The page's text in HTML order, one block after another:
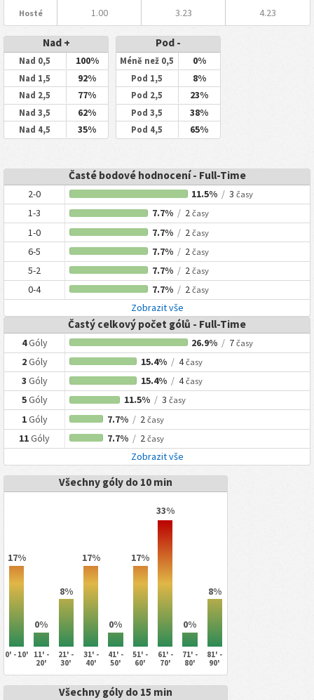
Hosté 1.00 3.23 4.23
Nad +
Nad 0,5 100%
Nad 1,5 92%
Nad 2,5 77%
Nad 3,5 62%
Nad 4,5 35%
Pod -
Méně než 0,5 0%
Pod 1,5 8%
Pod 2,5 23%
Pod 3,5 38%
Pod 4,5 65%
Časté bodové hodnocení - Full-Time
2-0 11.5% / 3časy
1-3 7.7% /2 časy
1-0 7.7% /2 časy
6-5 7.7% /2 časy
5-2 7.7% /2 časy
0-4 7.7% /2 časy
Zobrazit vše
Častý celkový počet gólů - Full-Time
4Góly 26.9% / 7časy
2Góly 15.4% /4časy
3 Góly 15.4% /4časy
5Góly 11.5% /3 časy
1Góly 7.7% /2 časy
11Góly 7.7% /2 časy
Zobrazit vše
Všechny góly do 10 min
17%
0%
8%
17%
0%
17%
33%
0%
8%
0' - 10'
11' -
20'
21' -
30'
31' -
40'
41' -
50'
51' -
60'
61' -
70'
71' -
80'
81' -
90'
Všechny góly do 15 min